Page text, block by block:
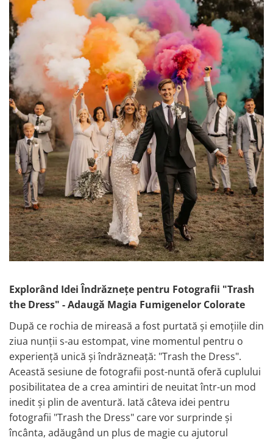
Explorând Idei Îndrăznețe pentru Fotografii "Trash
the Dress" - Adaugă Magia Fumigenelor Colorate
După ce rochia de mireasă a fost purtată și emoțiile din
ziua nunții s-au estompat, vine momentul pentru o
experiență unică și îndrăzneață: "Trash the Dress".
Această sesiune de fotografii post-nuntă oferă cuplului
posibilitatea de a crea amintiri de neuitat într-un mod
inedit și plin de aventură. Iată câteva idei pentru
fotografii "Trash the Dress" care vor surprinde și
încânta, adăugând un plus de magie cu ajutorul